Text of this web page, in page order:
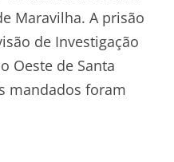
Maravilha. A prisão
de Investigação
Oeste de Santa
mandados foram